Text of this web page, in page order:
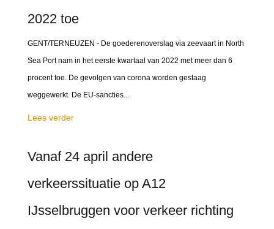
2022 toe
GENT/TERNEUZEN - De goederenoverslag via zeevaart in North
Sea Port nam in het eerste kwartaal van 2022 met meer dan 6
procent toe. De gevolgen van corona worden gestaag
weggewerkt. De EU-sancties...
Lees verder
Vanaf 24 april andere
verkeerssituatie op A12
IJsselbruggen voor verkeer richting